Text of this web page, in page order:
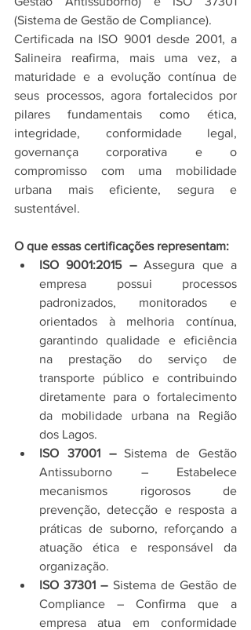
(Sistema de Gestão de Compliance).
Certificada na ISO 9001 desde 2001, a
Salineira reafirma, mais uma vez, a
maturidade e a evolução contínua de
seus processos, agora fortalecidos por
pilares fundamentais como ética,
integridade, conformidade legal,
governança corporativa e o
compromisso com uma mobilidade
urbana mais eficiente, segura e
sustentável.
O que essas certificações representam:
ISO 9001:2015 – Assegura que a
empresa possui processos
padronizados, monitorados e
orientados à melhoria contínua,
garantindo qualidade e eficiência
na prestação do serviço de
transporte público e contribuindo
diretamente para o fortalecimento
da mobilidade urbana na Região
dos Lagos.
ISO 37001 – Sistema de Gestão
Antissuborno – Estabelece
mecanismos rigorosos de
prevenção, detecção e resposta a
práticas de suborno, reforçando a
atuação ética e responsável da
organização.
ISO 37301 – Sistema de Gestão de
Compliance – Confirma que a
empresa atua em conformidade